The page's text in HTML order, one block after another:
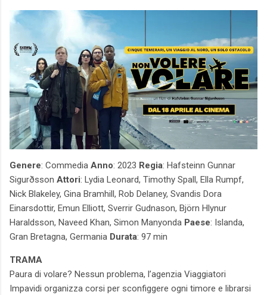
Genere: Commedia Anno: 2023 Regia: Hafsteinn Gunnar
Sigurðsson Attori: Lydia Leonard, Timothy Spall, Ella Rumpf,
Nick Blakeley, Gina Bramhill, Rob Delaney, Svandis Dora
Einarsdottir, Emun Elliott, Sverrir Gudnason, Björn Hlynur
Haraldsson, Naveed Khan, Simon Manyonda Paese: Islanda,
Gran Bretagna, Germania Durata: 97 min
TRAMA
Paura di volare? Nessun problema, l’agenzia Viaggiatori
Impavidi organizza corsi per sconfiggere ogni timore e librarsi